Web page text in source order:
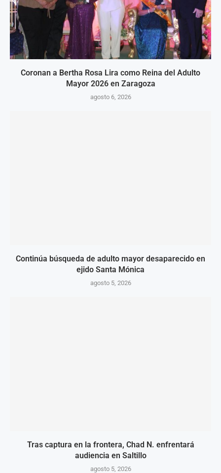
Coronan a Bertha Rosa Lira como Reina del Adulto
Mayor 2026 en Zaragoza
agosto 6, 2026
Continúa búsqueda de adulto mayor desaparecido en
ejido Santa Mónica
agosto 5, 2026
Tras captura en la frontera, Chad N. enfrentará
audiencia en Saltillo
agosto 5, 2026